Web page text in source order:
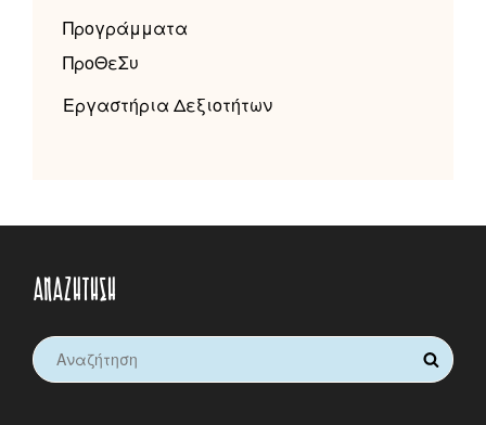
Προγράμματα
ΠροΘεΣυ
Εργαστήρια Δεξιοτήτων
ΑΝΑΖΉΤΗΣΗ
Search
for:
SEARCH